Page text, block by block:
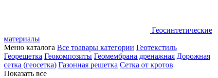
Геосинтетические
материалы
Меню каталога Все тоавары категории Геотекстиль
Георешетка Геокомпозиты Геомембрана дренажная Дорожная
сетка (геосетка) Газонная решетка Сетка от кротов
Показать все